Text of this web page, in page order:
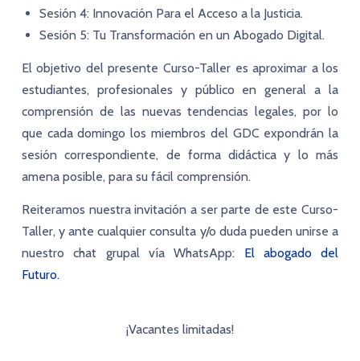
Sesión 4:Innovación Para el Acceso a la Justicia.
Sesión 5:Tu Transformación en un Abogado Digital.
El objetivo del presente Curso-Taller es aproximar a los
estudiantes, profesionales y público en general a la
comprensión de las nuevas tendencias legales, por lo
que cada domingo los miembros del GDC expondrán la
sesión correspondiente, de forma didáctica y lo más
amena posible, para su fácil comprensión.
Reiteramos nuestra invitación a ser parte de este Curso-
Taller, y ante cualquier consulta y/o duda pueden unirse a
nuestrochat grupal vía WhatsApp: El abogado del
Futuro.
¡Vacantes limitadas!